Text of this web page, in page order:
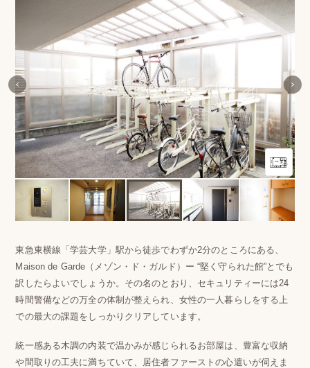
東急東横線「学芸大学」駅から徒歩でわずか2分のところにある、
Maison de Garde（メゾン・ド・ガルド）ー “堅く守られた館”とでも
訳したらよいでしょうか。その名のとおり、セキュリティーには24
時間警備などの万全の体制が整えられ、女性の一人暮らしをする上
での最大の課題をしっかりクリアしています。
統一感ある木調の内装で温かみが感じられるお部屋は、豊富な収納
や間取りの工夫に満ちていて、居住者ファーストの心遣いが伺えま